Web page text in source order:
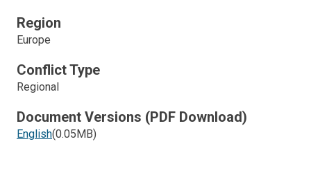
Region
Europe
Conflict Type
Regional
Document Versions (PDF Download)
English(0.05MB)